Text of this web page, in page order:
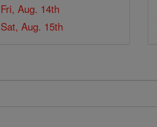
Fri, Aug. 14th
Sat, Aug. 15th